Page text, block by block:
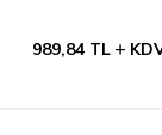
989,84 TL